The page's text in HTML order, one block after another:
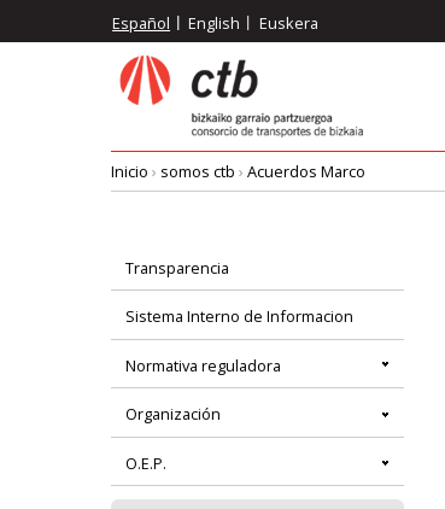
al
Español English Euskera
de
navegación
Inicio › somos ctb › Acuerdos Marco
Menú
principal
Transparencia
Sistema Interno de Informacion
Normativa reguladora
Organización
O.E.P.